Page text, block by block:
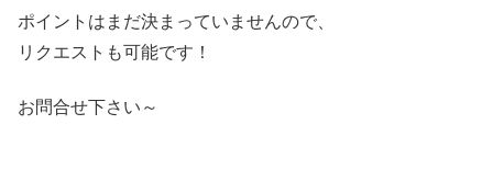
ポイントはまだ決まっていませんので、
リクエストも可能です！
お問合せ下さい～